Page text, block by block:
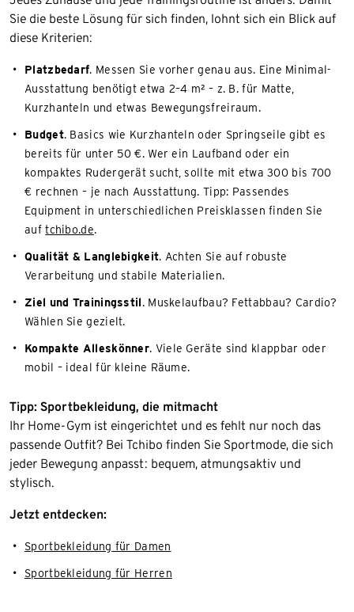
Sie die beste Lösung für sich finden, lohnt sich ein Blick auf
diese Kriterien:
Platzbedarf. Messen Sie vorher genau aus. Eine Minimal-
Ausstattung benötigt etwa 2–4 m² – z. B. für Matte,
Kurzhanteln und etwas Bewegungsfreiraum.
Budget. Basics wie Kurzhanteln oder Springseile gibt es
bereits für unter 50 €. Wer ein Laufband oder ein
kompaktes Rudergerät sucht, sollte mit etwa 300 bis 700
€ rechnen – je nach Ausstattung. Tipp: Passendes
Equipment in unterschiedlichen Preisklassen finden Sie
auftchibo.de.
Qualität & Langlebigkeit. Achten Sie auf robuste
Verarbeitung und stabile Materialien.
Ziel und Trainingsstil. Muskelaufbau? Fettabbau? Cardio?
Wählen Sie gezielt.
Kompakte Alleskönner. Viele Geräte sind klappbar oder
mobil – ideal für kleine Räume.
Tipp: Sportbekleidung, die mitmacht
Ihr Home-Gym ist eingerichtet und es fehlt nur noch das
passende Outfit? Bei Tchibo finden Sie Sportmode, die sich
jeder Bewegung anpasst: bequem, atmungsaktiv und
stylisch.
Jetzt entdecken:
Sportbekleidung für Damen
Sportbekleidung für Herren